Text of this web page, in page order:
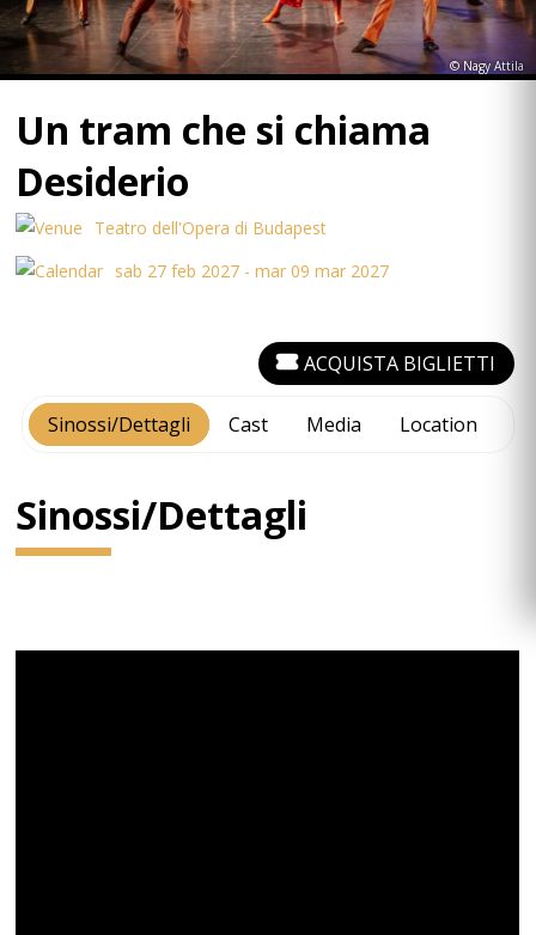
© Nagy Attila
Un tram che si chiama
Desiderio
Teatro dell'Opera di Budapest
sab 27 feb 2027 - mar 09 mar 2027
Sinossi/Dettagli Cast Media Location
ACQUISTA BIGLIETTI
Sinossi/Dettagli